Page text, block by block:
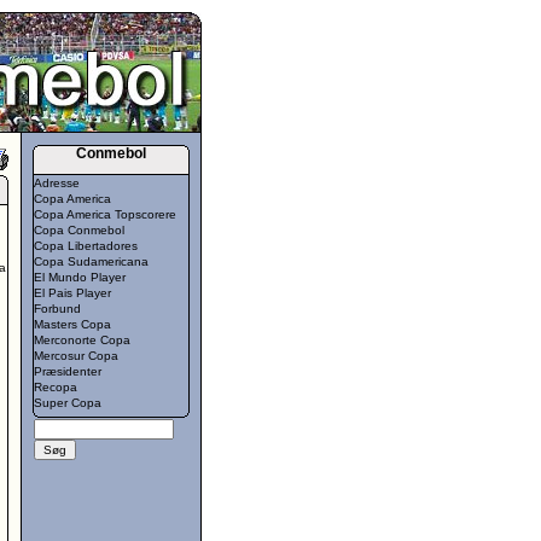
Conmebol
Adresse
Copa America
Copa America Topscorere
Copa Conmebol
Copa Libertadores
Copa Sudamericana
El Mundo Player
El Pais Player
Forbund
Masters Copa
Merconorte Copa
Mercosur Copa
Præsidenter
Recopa
Super Copa